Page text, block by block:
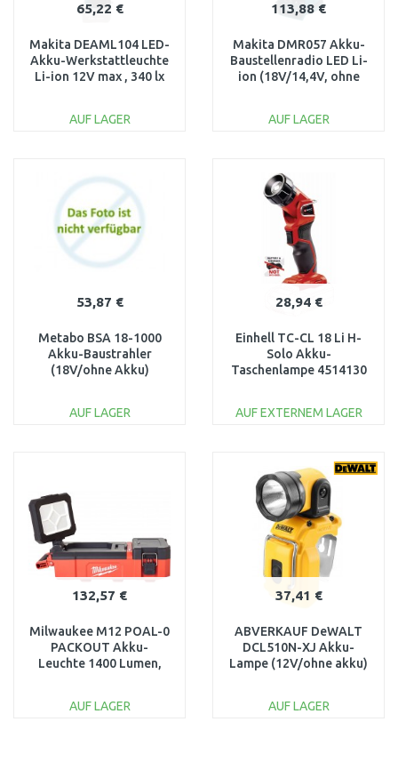
65,22 €
Makita DEAML104 LED-
Akku-Werkstattleuchte
Li-ion 12V max , 340 lx
AUF LAGER
Vergleichen
113,88 €
Makita DMR057 Akku-
Baustellenradio LED Li-
ion (18V/14,4V, ohne
AUF LAGER
Vergleichen
53,87 €
Metabo BSA 18-1000
Akku-Baustrahler
(18V/ohne Akku)
AUF LAGER
28,94 €
Einhell TC-CL 18 Li H-
Solo Akku-
Taschenlampe 4514130
AUF EXTERNEM LAGER
Vergleichen
132,57 €
Milwaukee M12 POAL-0
PACKOUT Akku-
Leuchte 1400 Lumen,
AUF LAGER
37,41 €
ABVERKAUF DeWALT
DCL510N-XJ Akku-
Lampe (12V/ohne akku)
AUF LAGER